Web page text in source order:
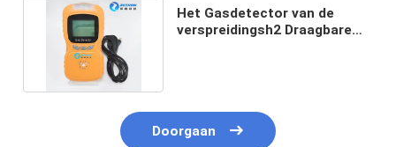
Het Gasdetector van de
verspreidingsh2 Draagbare
Doorgaan